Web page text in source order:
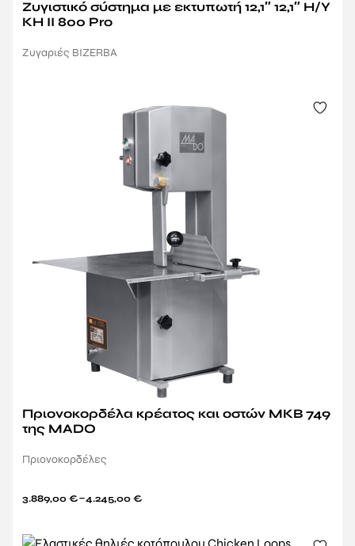
Ζυγιστικό σύστημα με εκτυπωτή 12,1″ 12,1″ Η/Υ
KH II 800 Pro
Ζυγαριές BIZERBA
Πριονοκορδέλα κρέατος και οστών MKB 749
της MADO
Πριονοκορδέλες
3.889,00 €–4.245,00 €